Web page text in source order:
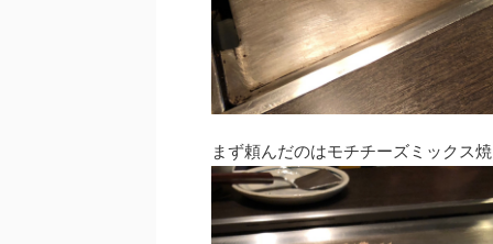
まず頼んだのはモチチーズミックス